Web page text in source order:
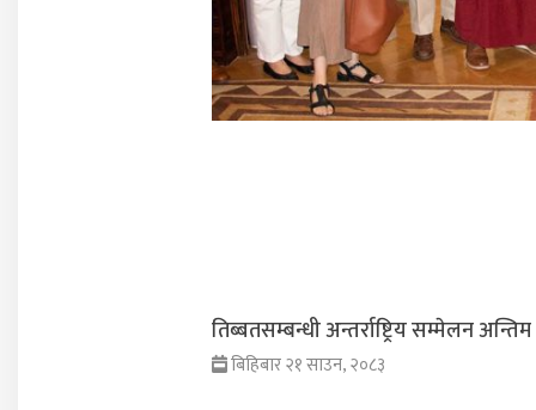
तिब्बतसम्बन्धी अन्तर्राष्ट्रिय सम्मेलन
बिहिबार २१ साउन, २०८३